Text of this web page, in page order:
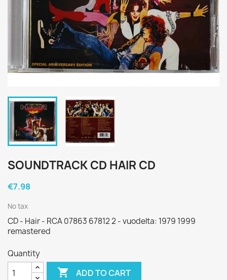
SOUNDTRACK CD HAIR CD
€7.98
No tax
CD - Hair - RCA 07863 67812 2 - vuodelta: 1979 1999
remastered
Quantity
 ADD TO CART